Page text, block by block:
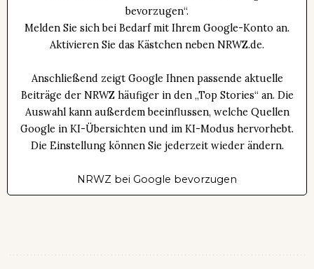
bevorzugen“.
Melden Sie sich bei Bedarf mit Ihrem Google-Konto an.
Aktivieren Sie das Kästchen neben NRWZ.de.
Anschließend zeigt Google Ihnen passende aktuelle
Beiträge der NRWZ häufiger in den „Top Stories“ an. Die
Auswahl kann außerdem beeinflussen, welche Quellen
Google in KI-Übersichten und im KI-Modus hervorhebt.
Die Einstellung können Sie jederzeit wieder ändern.
NRWZ bei Google bevorzugen